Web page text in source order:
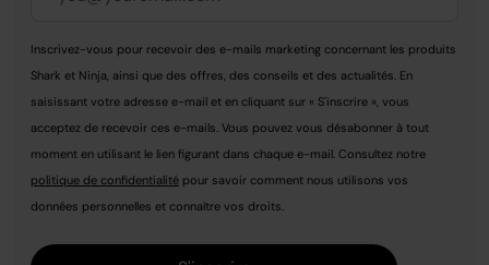
Inscrivez-vous pour recevoir des e-mails marketing concernant les produits
Shark et Ninja, ainsi que des offres, des conseils et des actualités. En
saisissant votre adresse e-mail et en cliquant sur « S'inscrire », vous
acceptez de recevoir ces e-mails. Vous pouvez vous désabonner à tout
moment en utilisant le lien figurant dans chaque e-mail. Consultez notre
politique de confidentialité pour savoir comment nous utilisons vos
données personnelles et connaître vos droits.